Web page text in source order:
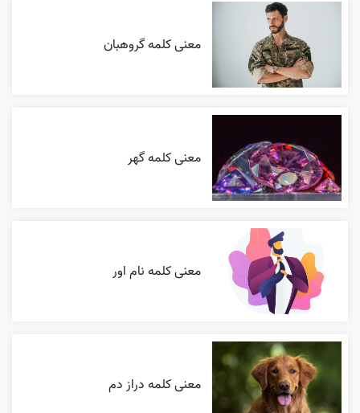
معنی کلمه گروهبان
معنی کلمه گهر
معنی کلمه نام اور
معنی کلمه دراز دم